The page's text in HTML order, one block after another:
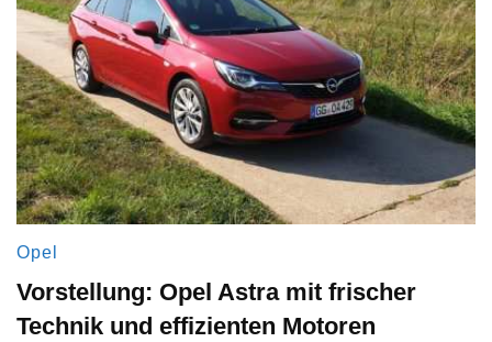
Opel
Vorstellung: Opel Astra mit frischer
Technik und effizienten Motoren